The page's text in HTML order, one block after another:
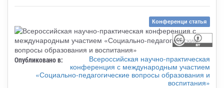
Конференци статья
Опубликовано в:
Всероссийская научно-практическая
конференция с международным участием
«Социально-педагогические вопросы образования и
воспитания»